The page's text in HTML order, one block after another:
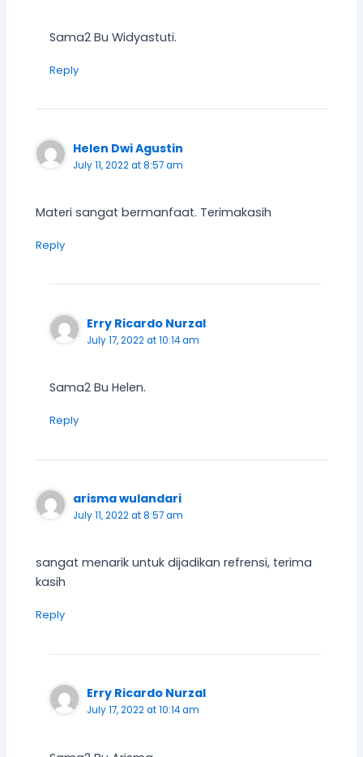
Sama2 Bu Widyastuti.
Reply
Helen Dwi Agustin
July 11, 2022 at 8:57 am
Materi sangat bermanfaat. Terimakasih
Reply
Erry Ricardo Nurzal
July 17, 2022 at 10:14 am
Sama2 Bu Helen.
Reply
arisma wulandari
July 11, 2022 at 8:57 am
sangat menarik untuk dijadikan refrensi, terima
kasih
Reply
Erry Ricardo Nurzal
July 17, 2022 at 10:14 am